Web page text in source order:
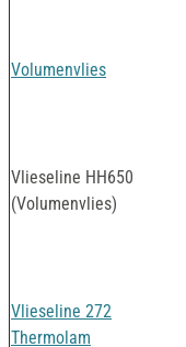
Volumenvlies
Vlieseline HH650
(Volumenvlies)
Vlieseline 272
Thermolam